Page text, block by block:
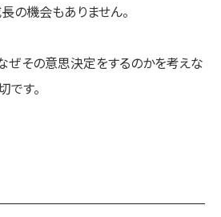
の機会もありません。
ぜその意思決定をするのかを考えな
です。